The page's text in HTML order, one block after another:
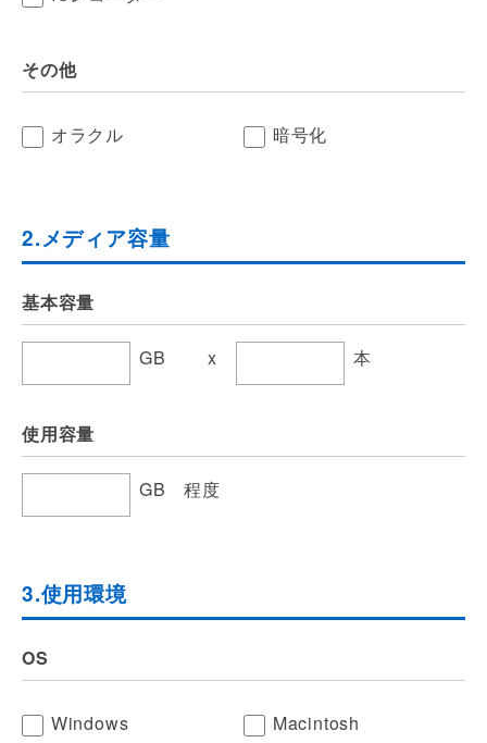
その他
オラクル 暗号化
2.メディア容量
基本容量
GB x 本
使用容量
GB 程度
3.使用環境
OS
Windows Macintosh